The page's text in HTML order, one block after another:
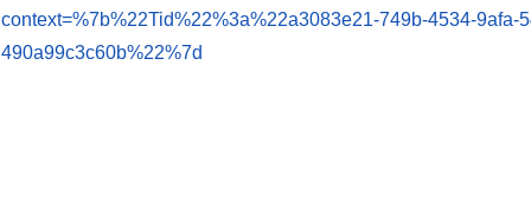
context=%7b%22Tid%22%3a%22a3083e21-749b-4534-
490a99c3c60b%22%7d